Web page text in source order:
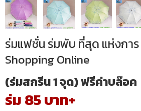
ร่มแฟชั่น ร่มพับ ที่สุด แห่งกา
Shopping Online
(ร่มสกรีน 1 จุด) ฟรีค่าบล๊อค
ร่ม 85 บาท+